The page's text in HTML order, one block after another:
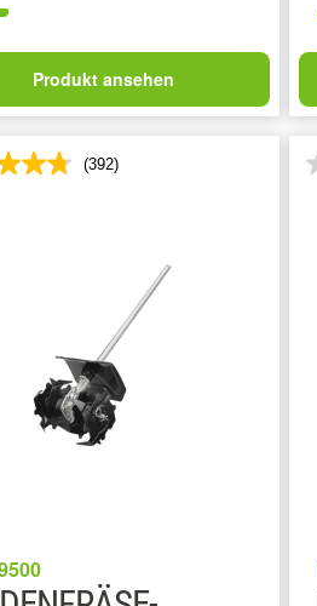
Produkt ansehen
(392)